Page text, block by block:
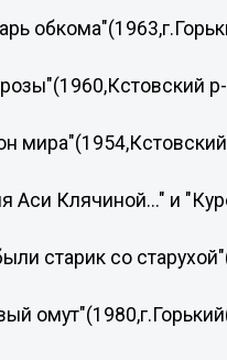
Аси Клячиной..." и
старик со